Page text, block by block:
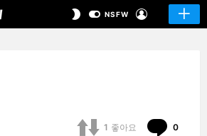
SWITCHNSFW
1 좋아요 0